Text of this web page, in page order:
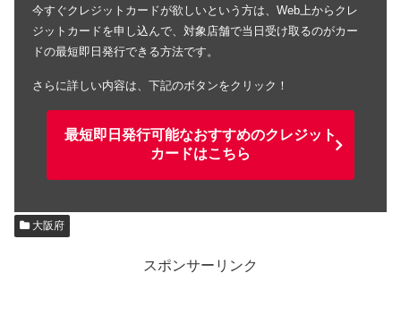
今すぐクレジットカードが欲しいという方は、Web上からクレ
ジットカードを申し込んで、対象店舗で当日受け取るのがカー
ドの最短即日発行できる方法です。
さらに詳しい内容は、下記のボタンをクリック！
最短即日発行可能なおすすめのクレジット
カードはこちら
大阪府
スポンサーリンク